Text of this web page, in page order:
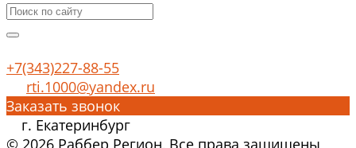
+7(343)227-88-55
rti.1000@yandex.ru
Заказать звонок
г. Екатеринбург